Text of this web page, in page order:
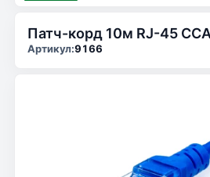
Патч-корд 10м RJ-45
Артикул:9166